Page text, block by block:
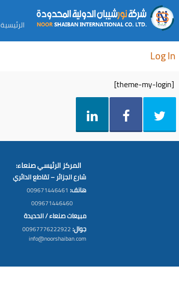
التجاوز
إلى
Skip
to
الرئيسية
Log In
[theme-my-login]
المركز الرئيسي صنعاء:
شارع الجزائر – تقاطع الدائري
هانف: 009671446461
009671446460
مبيعات صنعاء / الحديدة
جوال:00967776222922
info@noorshaiban.com